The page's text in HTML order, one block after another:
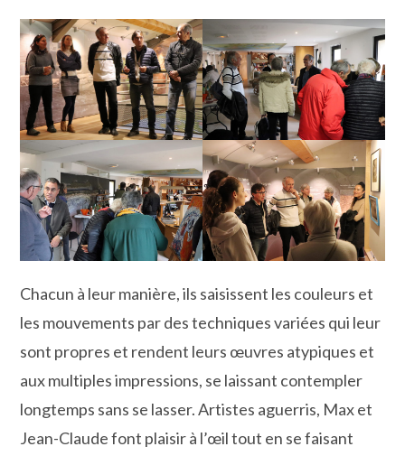
Chacun à leur manière, ils saisissent les couleurs et
les mouvements par des techniques variées qui leur
sont propres et rendent leurs œuvres atypiques et
aux multiples impressions, se laissant contempler
longtemps sans se lasser. Artistes aguerris, Max et
Jean-Claude font plaisir à l’œil tout en se faisant